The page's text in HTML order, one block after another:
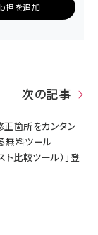
担を追加
次の記事
正箇所をカンタン
無料ツール
ト比較ツール）」登